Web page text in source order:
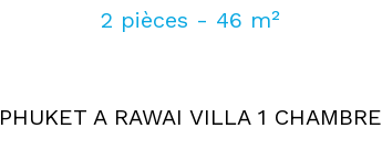
2 pièces - 46 m²
PHUKET A RAWAI VILLA 1 CHAMBRE